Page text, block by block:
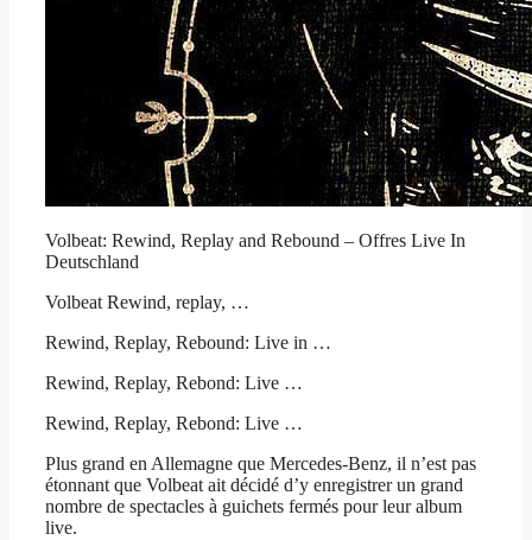
Volbeat: Rewind, Replay and Rebound – Offres Live In
Deutschland
Volbeat Rewind, replay, …
Rewind, Replay, Rebound: Live in …
Rewind, Replay, Rebond: Live …
Rewind, Replay, Rebond: Live …
Plus grand en Allemagne que Mercedes-Benz, il n’est pas
étonnant que Volbeat ait décidé d’y enregistrer un grand
nombre de spectacles à guichets fermés pour leur album
live.